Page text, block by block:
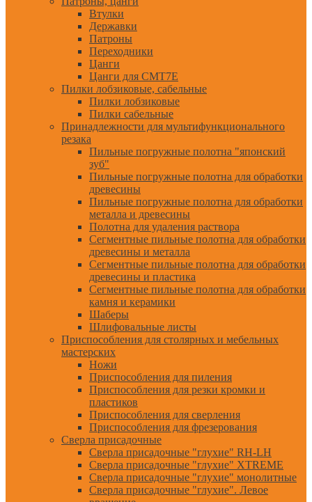
Втулки
Державки
Патроны
Переходники
Цанги
Цанги для CMT7E
Пилки лобзиковые, сабельные
Пилки лобзиковые
Пилки сабельные
Принадлежности для мультифункционального
резака
Пильные погружные полотна "японский
зуб"
Пильные погружные полотна для обработки
древесины
Пильные погружные полотна для обработки
металла и древесины
Полотна для удаления раствора
Сегментные пильные полотна для обработки
древесины и металла
Сегментные пильные полотна для обработки
древесины и пластика
Сегментные пильные полотна для обработки
камня и керамики
Шаберы
Шлифовальные листы
Приспособления для столярных и мебельных
мастерских
Ножи
Приспособления для пиления
Приспособления для резки кромки и
пластиков
Приспособления для сверления
Приспособления для фрезерования
Сверла присадочные
Сверла присадочные "глухие" RH-LH
Сверла присадочные "глухие" XTREME
Сверла присадочные "глухие" монолитные
Сверла присадочные "глухие". Левое